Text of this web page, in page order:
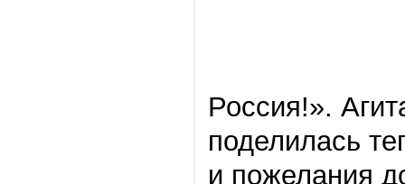
Россия!».
поделилась
и пожелания